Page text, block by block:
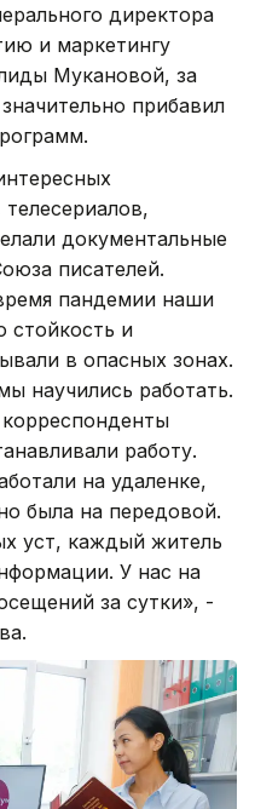
директора
и маркетингу
Мукановой, за
прибавил
документальные
писателей.
пандемии наши
стойкость и
в опасных зонах.
научились работать.
работу.
на удаленке,
была на передовой.
уст, каждый житель
У нас на
за сутки», -